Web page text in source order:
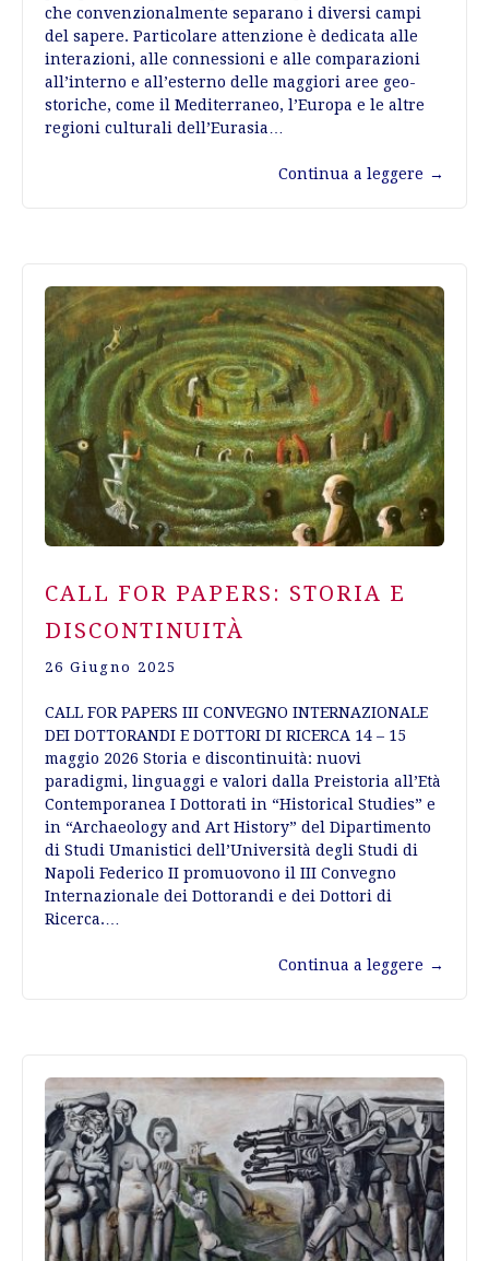
che convenzionalmente separano i diversi campi
del sapere. Particolare attenzione è dedicata alle
interazioni, alle connessioni e alle comparazioni
all’interno e all’esterno delle maggiori aree geo-
storiche, come il Mediterraneo, l’Europa e le altre
regioni culturali dell’Eurasia…
Continua a leggere →
CALL FOR PAPERS: STORIA E
DISCONTINUITÀ
26 Giugno 2025
CALL FOR PAPERS III CONVEGNO INTERNAZIONALE
DEI DOTTORANDI E DOTTORI DI RICERCA 14 – 15
maggio 2026 Storia e discontinuità: nuovi
paradigmi, linguaggi e valori dalla Preistoria all’Età
Contemporanea I Dottorati in “Historical Studies” e
in “Archaeology and Art History” del Dipartimento
di Studi Umanistici dell’Università degli Studi di
Napoli Federico II promuovono il III Convegno
Internazionale dei Dottorandi e dei Dottori di
Ricerca.…
Continua a leggere →